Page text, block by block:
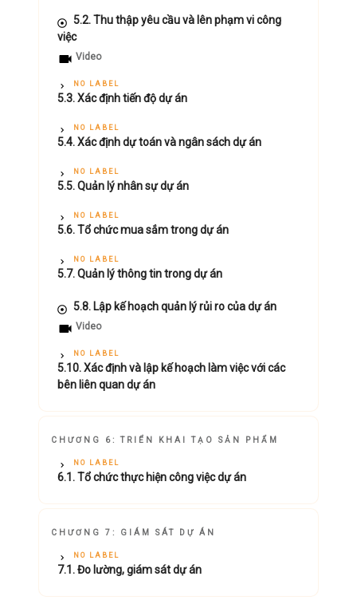
5.2. Thu thập yêu cầu và lên phạm vi công
việc
Video
NO LABEL
5.3. Xác định tiến độ dự án
NO LABEL
5.4. Xác định dự toán và ngân sách dự án
NO LABEL
5.5. Quản lý nhân sự dự án
NO LABEL
5.6. Tổ chức mua sắm trong dự án
NO LABEL
5.7. Quản lý thông tin trong dự án
5.8. Lập kế hoạch quản lý rủi ro của dự án
Video
NO LABEL
5.10. Xác định và lập kế hoạch làm việc với các
bên liên quan dự án
CHƯƠNG 6: TRIỂN KHAI TẠO SẢN PHẨM
NO LABEL
6.1. Tổ chức thực hiện công việc dự án
CHƯƠNG 7: GIÁM SÁT DỰ ÁN
NO LABEL
7.1. Đo lường, giám sát dự án